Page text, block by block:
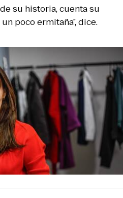
su historia, cuenta su
poco ermitaña”, dice.